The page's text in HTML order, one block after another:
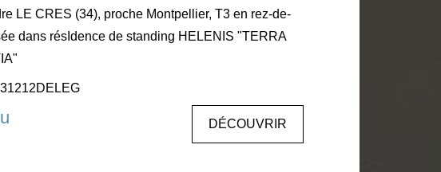
en rez-de-
dans résIdence de standing HELENIS "TERRA
DÉCOUVRIR